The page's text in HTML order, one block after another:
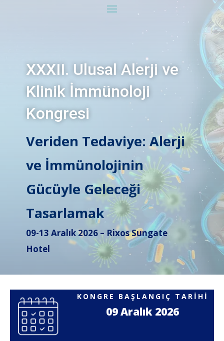
XXXII. Ulusal Alerji ve
Klinik İmmünoloji
Kongresi
Veriden Tedaviye: Alerji
ve İmmünolojinin
Gücüyle Geleceği
Tasarlamak
09-13 Aralık 2026 – Rixos Sungate
Hotel
KONGRE BAŞLANGIÇ TARİHİ
09 Aralık 2026